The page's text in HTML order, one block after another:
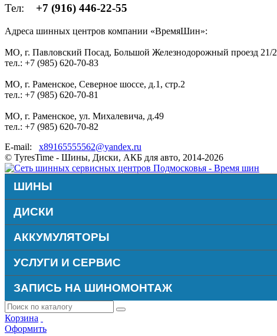
Тел: +7 (916) 446-22-55
Адреса шинных центров компании «ВремяШин»:
МО, г. Павловский Посад, Большой Железнодорожный проезд 21/2
тел.: +7 (985) 620-70-83
МО, г. Раменское, Северное шоссе, д.1, стр.2
тел.: +7 (985) 620-70-81
МО, г. Раменское, ул. Михалевича, д.49
тел.: +7 (985) 620-70-82
E-mail: x89165555562@yandex.ru
© TyresTime - Шины, Диски, АКБ для авто, 2014-2026
ШИНЫ
ДИСКИ
АККУМУЛЯТОРЫ
УСЛУГИ И СЕРВИС
ЗАПИСЬ НА ШИНОМОНТАЖ
Корзина
Оформить